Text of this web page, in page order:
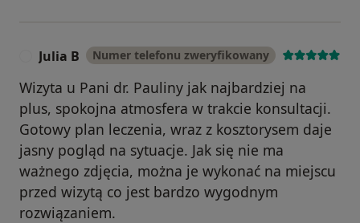
Julia B Numer telefonu zweryfikowany
Wizyta u Pani dr. Pauliny jak najbardziej na
plus, spokojna atmosfera w trakcie konsultacji.
Gotowy plan leczenia, wraz z kosztorysem daje
jasny pogląd na sytuacje. Jak się nie ma
ważnego zdjęcia, można je wykonać na miejscu
przed wizytą co jest bardzo wygodnym
rozwiązaniem.